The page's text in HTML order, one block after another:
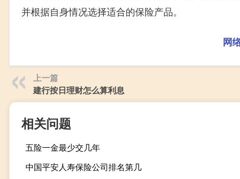
并根据自身情况选择适合的保险产品。
网
上一篇
建行按日理财怎么算利息
相关问题
五险一金最少交几年
中国平安人寿保险公司排名第几